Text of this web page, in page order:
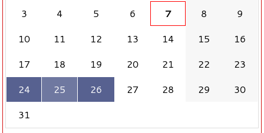
3
4 5 6 7 8
9
10
11 12 13 14 15
16
17
18 19 20 21 22
23
24
25 26 27 28 29
30
31